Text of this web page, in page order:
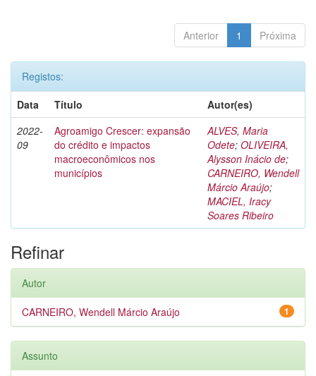
Anterior 1 Próxima
Registos:
Data
Título
Autor(es)
2022-
09
Agroamigo Crescer: expansão
do crédito e impactos
macroeconômicos nos
municípios
ALVES, Maria
Odete; OLIVEIRA,
Alysson Inácio de;
CARNEIRO, Wendell
Márcio Araújo;
MACIEL, Iracy
Soares Ribeiro
Refinar
Autor
1
CARNEIRO, Wendell Márcio Araújo
Assunto